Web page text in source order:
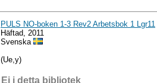
PULS NO-boken 1-3 Rev2 Arbetsbok 1 Lgr11
Häftad, 2011
Svenska
(Ue,y)
Ej i detta bibliotek